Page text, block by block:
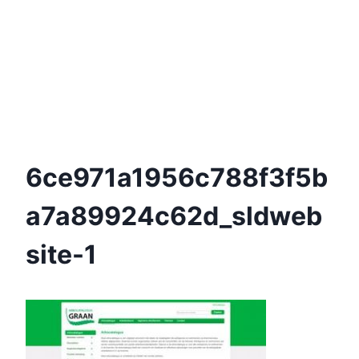
6ce971a1956c788f3f5b
A7a89924c62d_sldweb
Site-1